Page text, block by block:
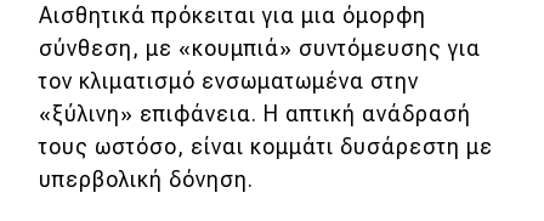
Αισθητικά πρόκειται για μια όμορφη
σύνθεση, με «κουμπιά» συντόμευσης για
τον κλιματισμό ενσωματωμένα στην
«ξύλινη» επιφάνεια. Η απτική ανάδρασή
τους ωστόσο, είναι κομμάτι δυσάρεστη με
υπερβολική δόνηση.